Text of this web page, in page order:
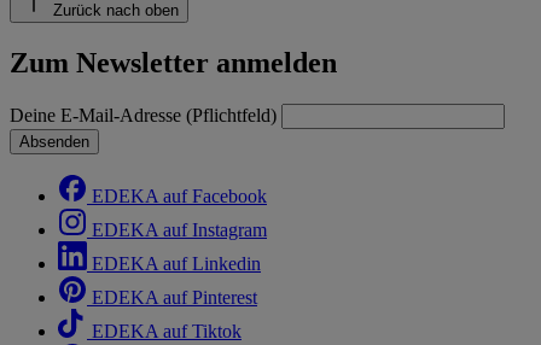
Zurück nach oben
Zum Newsletter anmelden
Deine E-Mail-Adresse (Pflichtfeld)
Absenden
EDEKA auf Facebook
EDEKA auf Instagram
EDEKA auf Linkedin
EDEKA auf Pinterest
EDEKA auf Tiktok